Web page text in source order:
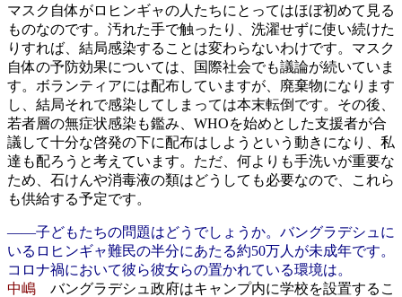
マスク自体がロヒンギャの人たちにとってはほぼ初めて見る
ものなのです。汚れた手で触ったり、洗濯せずに使い続けた
りすれば、結局感染することは変わらないわけです。マスク
自体の予防効果については、国際社会でも議論が続いていま
す。ボランティアには配布していますが、廃棄物になります
し、結局それで感染してしまっては本末転倒です。その後、
若者層の無症状感染も鑑み、WHOを始めとした支援者が合
議して十分な啓発の下に配布はしようという動きになり、私
達も配ろうと考えています。ただ、何よりも手洗いが重要な
ため、石けんや消毒液の類はどうしても必要なので、これら
も供給する予定です。
――子どもたちの問題はどうでしょうか。バングラデシュに
いるロヒンギャ難民の半分にあたる約50万人が未成年です。
コロナ禍において彼ら彼女らの置かれている環境は。
中嶋 バングラデシュ政府はキャンプ内に学校を設置するこ